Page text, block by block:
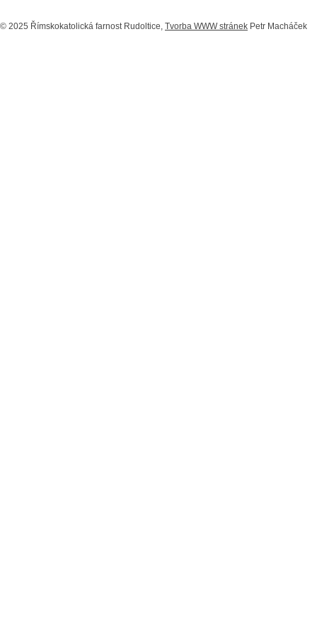
© 2025 Římskokatolická farnost Rudoltice, Tvorba WWW stránek Petr Macháček